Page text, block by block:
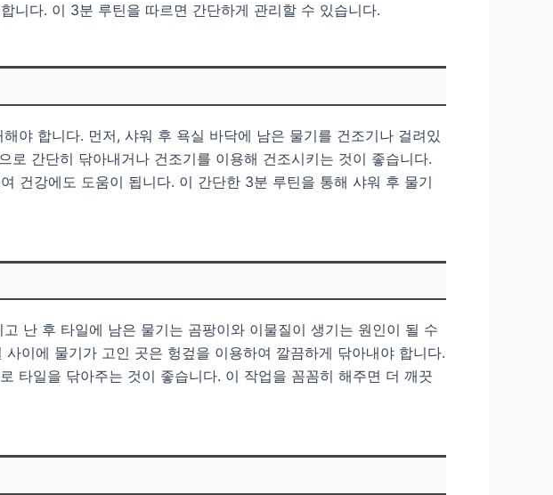
니다. 이 3분 루틴을 따르면 간단하게 관리할 수 있습니다.
야 합니다. 먼저, 샤워 후 욕실 바닥에 남은 물기를 건조기나 걸려있
간단히 닦아내거나 건조기를 이용해 건조시키는 것이 좋습니다.
건강에도 도움이 됩니다. 이 간단한 3분 루틴을 통해 샤워 후 물기
난 후 타일에 남은 물기는 곰팡이와 이물질이 생기는 원인이 될 수
이에 물기가 고인 곳은 헝겊을 이용하여 깔끔하게 닦아내야 합니다.
타일을 닦아주는 것이 좋습니다. 이 작업을 꼼꼼히 해주면 더 깨끗